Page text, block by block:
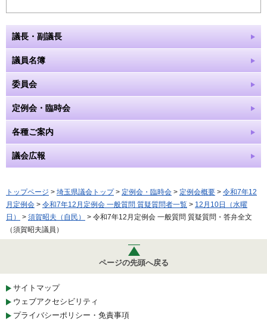
議長・副議長
議員名簿
委員会
定例会・臨時会
各種ご案内
議会広報
トップページ > 埼玉県議会トップ> 定例会・臨時会 > 定例会概要 > 令和7年12
月定例会 > 令和7年12月定例会 一般質問 質疑質問者一覧 > 12月10日（水曜
日）
> 須賀昭夫（自民）
> 令和7年12月定例会 一般質問 質疑質問・答弁全文
（須賀昭夫議員）
ページの先頭へ戻る
サイトマップ
ウェブアクセシビリティ
プライバシーポリシー・免責事項